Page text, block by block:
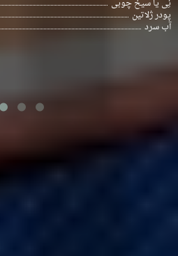
نِی یا سیخ چوبی
پودر ژلاتین
آب سرد